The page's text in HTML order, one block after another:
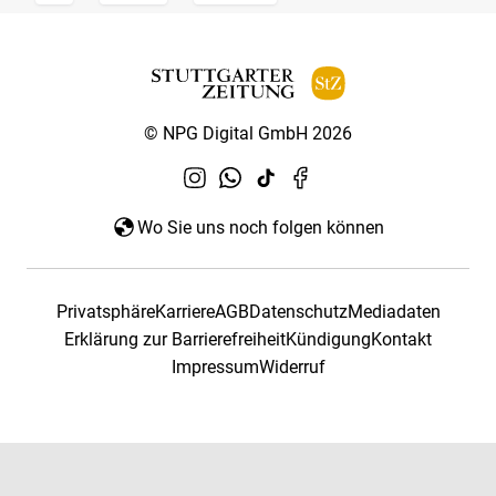
© NPG Digital GmbH 2026
Wo Sie uns noch folgen können
PrivatsphäreKarriereAGBDatenschutzMediadaten
Erklärung zur BarrierefreiheitKündigungKontakt
ImpressumWiderruf